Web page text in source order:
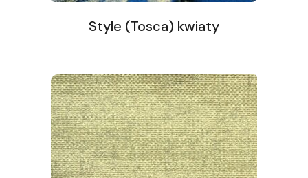
Style (Tosca) kwiaty